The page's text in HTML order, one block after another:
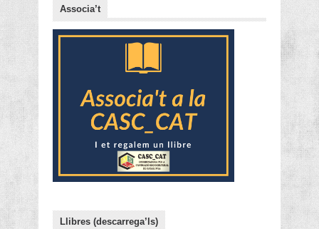
Associa’t
Llibres (descarrega’ls)